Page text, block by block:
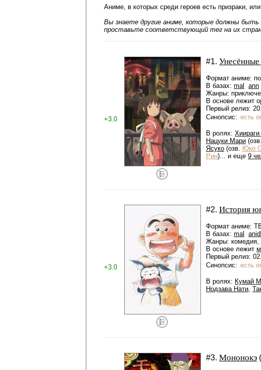
Аниме, в которых среди героев есть призраки,
Вы знаете другие аниме, которые должны быть
проставьте соответствующий тег на их
+3.0
#1.
Формат аниме:
В базах: mal ann
Жанры:
В основе лежит
Первый релиз:
Синопсис: есть
В ролях:
Нацуки Мари (озв.
Ясуко (озв. Юко
Рин)... и еще 9
+3.0
#2. История
Формат аниме:
В базах: mal
Жанры: комедия,
В основе лежит
Первый релиз:
Синопсис: есть
В ролях: Кумай
Нодзава Нати,
#3. Мононокэ